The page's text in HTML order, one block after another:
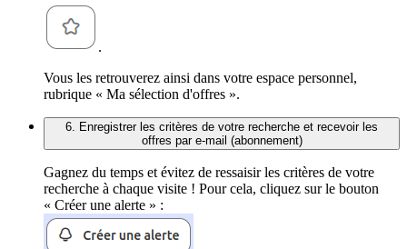
.
Vous les retrouverez ainsi dans votre espace personnel,
rubrique « Ma sélection d'offres ».
6. Enregistrer les critères de votre recherche et recevoir les
offres par e-mail (abonnement)
Gagnez du temps et évitez de ressaisir les critères de votre
recherche à chaque visite ! Pour cela, cliquez sur le bouton
« Créer une alerte » :